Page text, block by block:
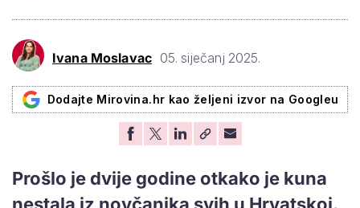
Ivana Moslavac 05. siječanj 2025.
Dodajte Mirovina.hr kao željeni izvor na Googleu
Prošlo je dvije godine otkako je kuna